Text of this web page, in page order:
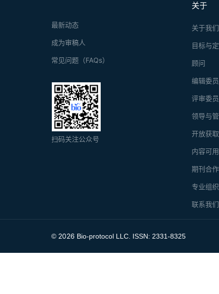
关于
关于我们
目标与
顾问
编辑委
评审委
领导与
开放获
内容可
期刊合
专业组
联系我们
最新动态
成为审稿人
常见问题（FAQs）
扫码关注公众号
© 2026 Bio-protocol LLC. ISSN: 2331-8325